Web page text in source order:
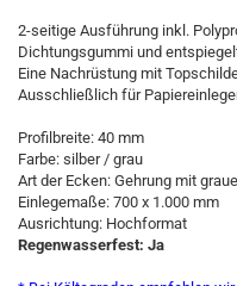
2-seitige Ausführung inkl.
Dichtungsgummi und
Eine Nachrüstung mit
Ausschließlich für
Profilbreite: 40 mm
Farbe: silber / grau
Art der Ecken: Gehrung mit
Einlegemaße: 700 x 1.000 mm
Ausrichtung: Hochformat
Regenwasserfest: Ja